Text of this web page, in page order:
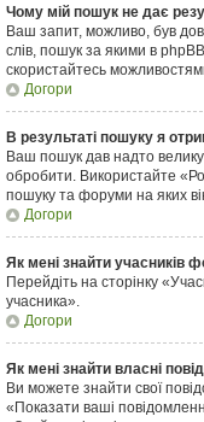
Чому мій пошук не дає
Ваш запит, можливо, був
слів, пошук за якими в
скористайтесь
Догори
В результаті пошуку я
Ваш пошук дав надто велику
обробити. Використайте
пошуку та форуми на яких
Догори
Як мені знайти учасників
Перейдіть на сторінку
учасника».
Догори
Як мені знайти власні
Ви можете знайти свої
«Показати ваші